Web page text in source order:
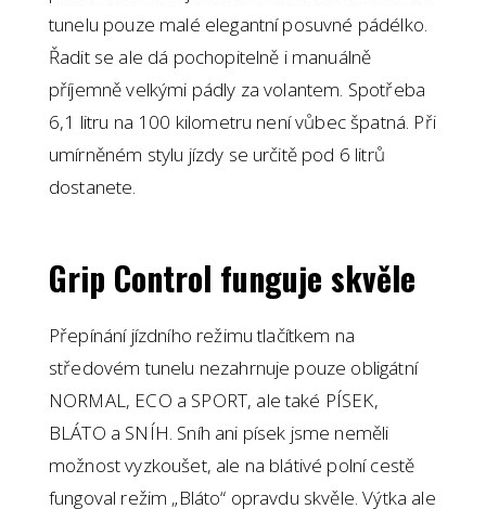
tunelu pouze malé elegantní posuvné pádélko.
Řadit se ale dá pochopitelně i manuálně
příjemně velkými pádly za volantem. Spotřeba
6,1 litru na 100 kilometru není vůbec špatná. Při
umírněném stylu jízdy se určitě pod 6 litrů
dostanete.
Grip Control funguje skvěle
Přepínání jízdního režimu tlačítkem na
středovém tunelu nezahrnuje pouze obligátní
NORMAL, ECO a SPORT, ale také PÍSEK,
BLÁTO a SNÍH. Sníh ani písek jsme neměli
možnost vyzkoušet, ale na blátivé polní cestě
fungoval režim „Bláto“ opravdu skvěle. Výtka ale